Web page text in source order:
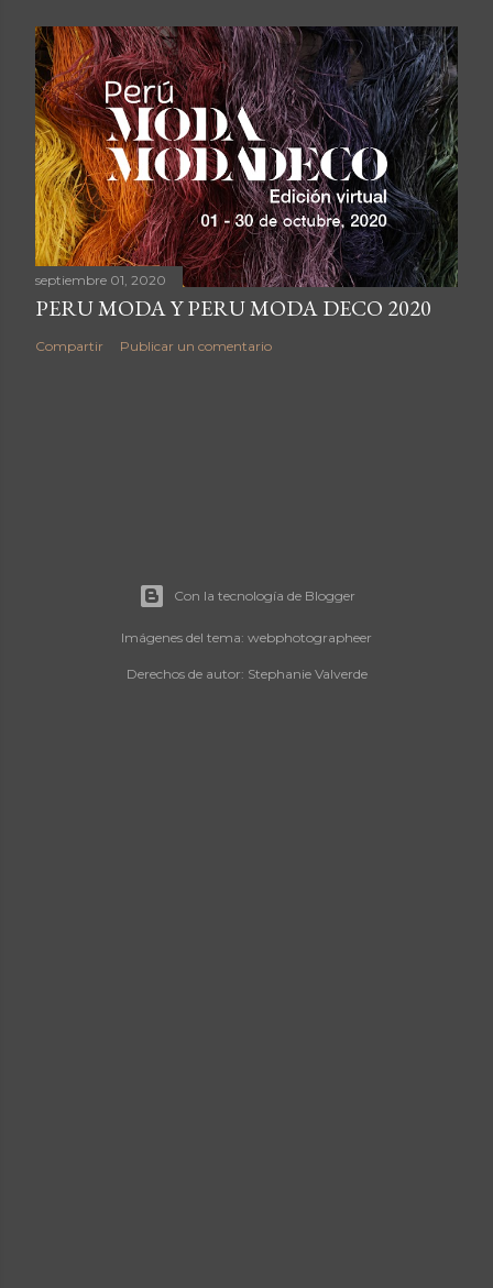
septiembre 01, 2020
PERU MODA Y PERU MODA DECO 2020
Compartir Publicar un comentario
Con la tecnología de Blogger
Imágenes del tema: webphotographeer
Derechos de autor: Stephanie Valverde